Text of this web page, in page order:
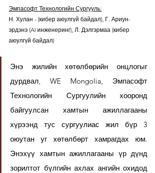
Эмпасофт Технологийн Сургууль:
Н. Хулан - (кибер аюулгүй байдал), Г. Ариун-
эрдэнэ (AI инженеринг), Л. Дэлгэрмаа (кибер
аюулгүй байдал)
Энэ жилийн хөтөлбөрийн онцлогыг
дурдвал, WE Mongolia, Эмпасофт
Технологийн Сургуулийн хооронд
байгуулсан хамтын ажиллагааны
хүрээнд тус сургуулиас жил бүр 3
оюутан уг хөтөлбөрт хамрагдах юм.
Энэхүү хамтын ажиллагааны үр дүнд
зорилтот бүлгийн ахлах ангийн охидод